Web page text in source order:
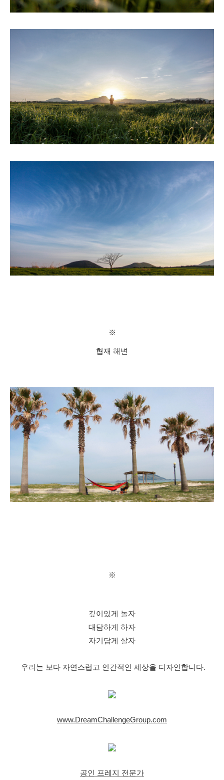
※
협재 해변
※
깊이있게 놀자
대담하게 하자
자기답게 살자
우리는 보다 자연스럽고 인간적인 세상을 디자인합니다.
www.DreamChallengeGroup.com
공인 프레지 전문가